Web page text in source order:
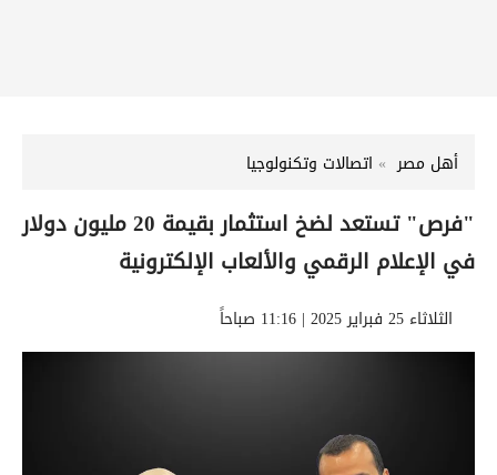
أهل مصر اتصالات وتكنولوجيا
"فرص" تستعد لضخ استثمار بقيمة 20 مليون دولار
في الإعلام الرقمي والألعاب الإلكترونية
الثلاثاء 25 فبراير 2025 | 11:16 صباحاً